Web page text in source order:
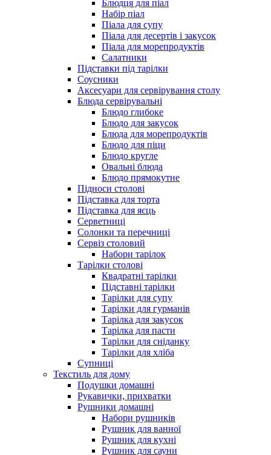
Блюдця для піал
Набір піал
Піала для супу
Піала для десертів і закусок
Піала для морепродуктів
Салатники
Підставки під тарілки
Соусники
Аксесуари для сервірування столу
Блюда сервірувальні
Блюдо глибоке
Блюдо для закусок
Блюда для морепродуктів
Блюдо для піци
Блюдо кругле
Овальні блюда
Блюдо прямокутне
Підноси столові
Підставка для торта
Підставка для яєць
Серветниці
Солонки та перечниці
Сервіз столовий
Набори тарілок
Тарілки столові
Квадратні тарілки
Підставні тарілки
Тарілки для супу
Тарілки для гурманів
Тарілка для закусок
Тарілка для пасти
Тарілки для сніданку
Тарілки для хліба
Супниці
Текстиль для дому
Подушки домашні
Рукавички, прихватки
Рушники домашні
Набори рушників
Рушник для ванної
Рушник для кухні
Рушник для сауни